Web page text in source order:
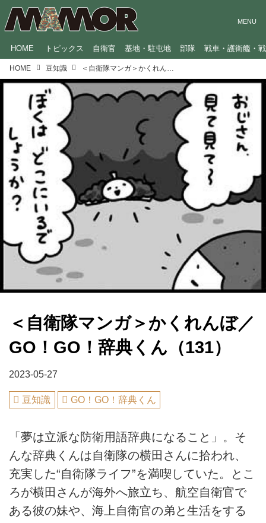
HOME トピックス 自衛官 基地・駐屯地 部隊 戦車・護衛艦・
HOME 豆知識
＜自衛隊マンガ＞かくれんぼ／
GO！GO！辞典くん（131）
2023-05-27
豆知識 GO！GO！辞典くん
「夢は立派な防衛用語辞典になること」。そ
んな辞典くんは自衛隊の横田さんに拾われ、
充実した“自衛隊ライフ”を満喫していた。とこ
ろが横田さんが海外へ旅立ち、航空自衛官で
ある彼の妹や、海上自衛官の弟と生活をする